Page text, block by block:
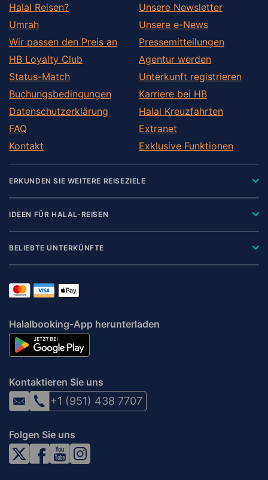
Halal Reisen?
Umrah
Wir passen den Preis an
HB Loyalty Club
Status-Match
Buchungsbedingungen
Datenschutzerklärung
FAQ
Kontakt
Unsere Newsletter
Unsere e-News
Pressemitteilungen
Agentur werden
Unterkunft registrieren
Karriere bei HB
Halal Kreuzfahrten
Extranet
Exklusive Funktionen
ERKUNDEN SIE WEITERE REISEZIELE
IDEEN FÜR HALAL-REISEN
BELIEBTE UNTERKÜNFTE
Halalbooking-App herunterladen
Kontaktieren Sie uns
+1 (951) 438 7707
Folgen Sie uns